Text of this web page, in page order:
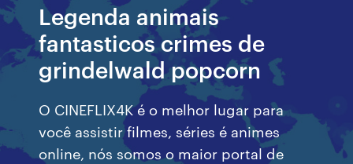
Legenda animais
fantasticos crimes de
grindelwald popcorn
O CINEFLIX4K é o melhor lugar para
você assistir filmes, séries é animes
online, nós somos o maior portal de